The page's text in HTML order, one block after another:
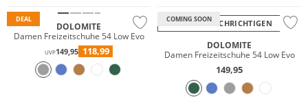
DEAL
DOLOMITE
Damen Freizeitschuhe 54 Low Evo
UVP149,95 118,99
COMING SOONBENACHRICHTIGEN
DOLOMITE
Damen Freizeitschuhe 54 Low Evo
149,95